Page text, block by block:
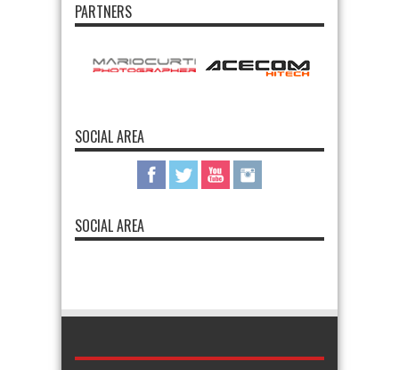
PARTNERS
SOCIAL AREA
SOCIAL AREA